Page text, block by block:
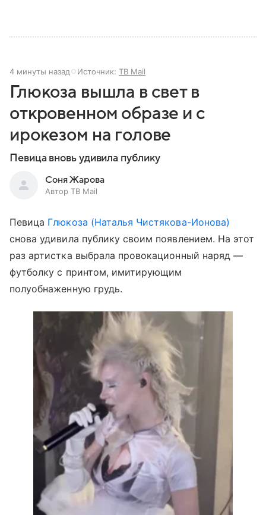
4 минуты назад Источник: ТВ Mail
Глюкоза вышла в свет в
откровенном образе и с
ирокезом на голове
Певица вновь удивила публику
Соня Жарова
Автор ТВ Mail
Певица Глюкоза (Наталья Чистякова-Ионова)
снова удивила публику своим появлением. На этот
раз артистка выбрала провокационный наряд —
футболку с принтом, имитирующим
полуобнаженную грудь.